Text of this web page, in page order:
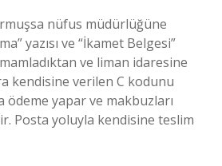
nüfus müdürlüğüne
yazısı ve “İkamet Belgesi”
ve liman idaresine
kendisine verilen C kodunu
yapar ve makbuzları
Posta yoluyla kendisine teslim